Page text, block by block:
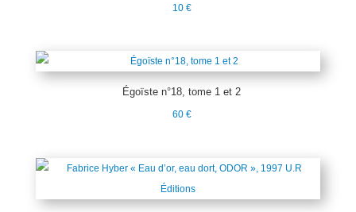
10 €
Égoïste n°18, tome 1 et 2
60 €